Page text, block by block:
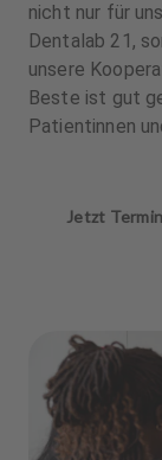
nicht nur für
Dentalab 21,
unsere
Beste ist gut
Patientinnen
Jetzt